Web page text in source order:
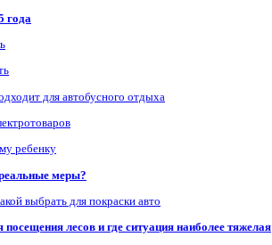
года
для автобусного отдыха
ребенку
меры?
выбрать для покраски авто
лесов и где ситуация наиболее тяжелая